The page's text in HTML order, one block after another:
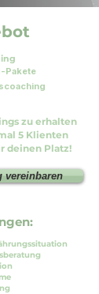
Pakete
zu erhalten
5 Klienten
deinen Platz!
vereinbaren